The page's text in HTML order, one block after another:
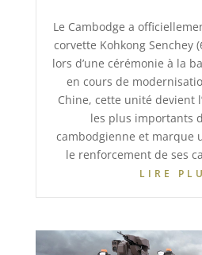
Le Cambodge a
corvette Kohkong Senchey
lors d’une cérémonie à la
en cours de
Chine, cette unité devient
les plus importants
cambodgienne et marque
le renforcement de ses
LIRE